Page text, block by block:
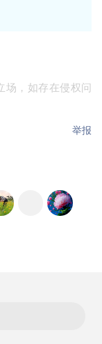
场，如存在侵权问
举报